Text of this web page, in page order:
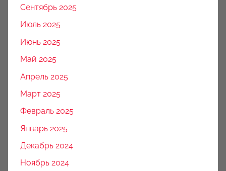
Сентябрь 2025
Июль 2025
Июнь 2025
Май 2025
Апрель 2025
Март 2025
Февраль 2025
Январь 2025
Декабрь 2024
Ноябрь 2024